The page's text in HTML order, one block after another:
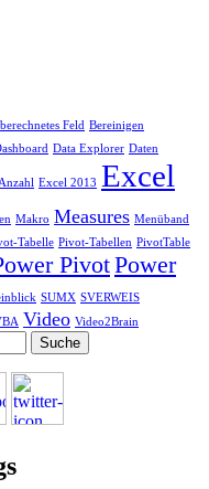
berechnetes Feld Bereinigen
Data Explorer Daten
Excel 2013 Excel
Makro Measures Menüband
Tabelle Pivot-Tabellen PivotTable
PivotPower
SUMX SVERWEIS
Video Video2Brain